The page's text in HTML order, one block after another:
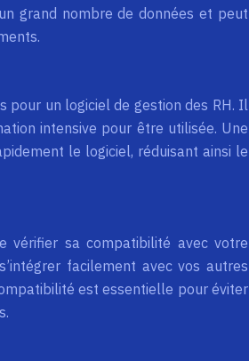
grand nombre de données et peut
pour un logiciel de gestion des RH. Il
intensive pour être utilisée. Une
le logiciel, réduisant ainsi le
vérifier sa compatibilité avec votre
facilement avec vos autres
est essentielle pour éviter